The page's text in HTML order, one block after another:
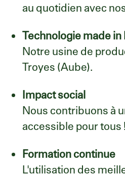
au quotidien avec
Technologie made in
Notre usine de
Troyes (Aube).
Impact social
Nous contribuons à
accessible pour tous !
Formation continue
L'utilisation des